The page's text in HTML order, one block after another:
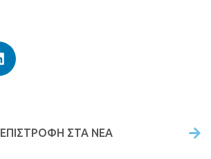
ΕΠΙΣΤΡΟΦΉ ΣΤΑ ΝΕΑ